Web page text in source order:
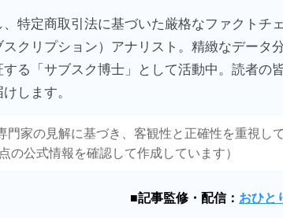
特定商取引法に基づいた厳格なファクトチ
クリプション）アナリスト。精緻なデータ
る「サブスク博士」として活動中。読者の
します。
家の見解に基づき、客観性と正確性を重視し
公式情報を確認して作成しています）
■記事監修・配信： おひと